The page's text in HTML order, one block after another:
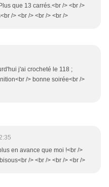
que 13 carrés.<br /> <br />
/> <br /> <br /> <br />
j'ai crocheté le 118 ;
/> bonne soirée<br />
en avance que moi !<br />
/> <br /> <br /> <br />